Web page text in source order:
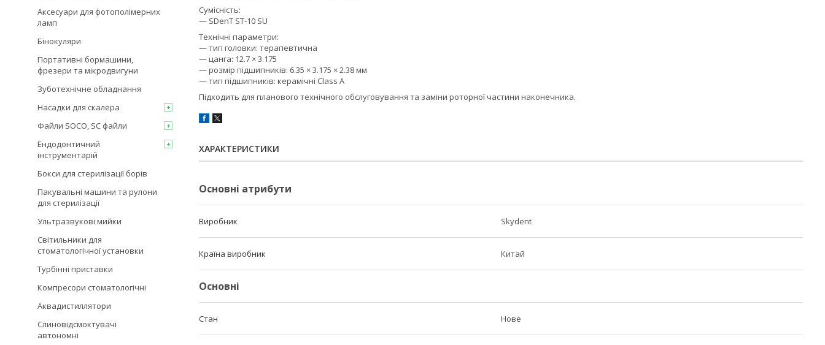
Сумісність:
— SDenT ST-10 SU
Технічні параметри:
— тип головки: терапевтична
— цанга: 12.7 × 3.175
— розмір підшипників: 6.35 × 3.175 × 2.38 мм
— тип підшипників: керамічні Class A
Підходить для планового технічного обслуговування та заміни роторної частини наконечника.
ХАРАКТЕРИСТИКИ
Основні атрибути
Виробник Skydent
Країна виробник Китай
Основні
Стан Нове
Аксесуари для фотополімерних
ламп
Бінокуляри
Портативні бормашини,
фрезери та мікродвигуни
Зуботехнічне обладнання
Насадки для скалера
Файли SOCO, SC файли
Ендодонтичний
інструментарій
Бокси для стерилізації борів
Пакувальні машини та рулони
для стерилізації
Ультразвукові мийки
Світильники для
стоматологічної установки
Турбінні приставки
Компресори стоматологічні
Аквадистиллятори
Слиновідсмоктувачі
автономні